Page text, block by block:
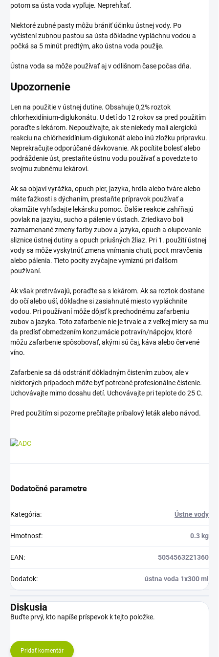
potom sa ústa voda vypľuje. Neprehĺtať.
Niektoré zubné pasty môžu brániť účinku ústnej vody. Po
vyčistení zubnou pastou sa ústa dôkladne vypláchnu vodou a
počká sa 5 minút predtým, ako ústna voda použije.
Ústna voda sa môže používať aj v odlišnom čase počas dňa.
Upozornenie
Len na použitie v ústnej dutine. Obsahuje 0,2% roztok
chlorhexidínium-diglukonátu. U detí do 12 rokov sa pred použitím
poraďte s lekárom. Nepoužívajte, ak ste niekedy mali alergickú
reakciu na chlórhexidínium-diglukonát alebo inú zložku prípravku.
Neprekračujte odporúčané dávkovanie. Ak pocítite bolesť alebo
podráždenie úst, prestaňte ústnu vodu používať a povedzte to
svojmu zubnému lekárovi.
Ak sa objaví vyrážka, opuch pier, jazyka, hrdla alebo tváre alebo
máte ťažkosti s dýchaním, prestaňte prípravok používať a
okamžite vyhľadajte lekársku pomoc. Ďalšie reakcie zahŕňajú
povlak na jazyku, sucho a pálenie v ústach. Zriedkavo boli
zaznamenané zmeny farby zubov a jazyka, opuch a olupovanie
sliznice ústnej dutiny a opuch príušných žliaz. Pri 1. použití ústnej
vody sa môže vyskytnúť zmena vnímania chuti, pocit mravčenia
alebo pálenia. Tieto pocity zvyčajne vymiznú pri ďalšom
používaní.
Ak však pretrvávajú, poraďte sa s lekárom. Ak sa roztok dostane
do očí alebo uší, dôkladne si zasiahnuté miesto vypláchnite
vodou. Pri používaní môže dôjsť k prechodnému zafarbeniu
zubov a jazyka. Toto zafarbenie nie je trvale a z veľkej miery sa mu
da predísť obmedzením konzumácie potravín/nápojov, ktoré
môžu zafarbenie spôsobovať, akými sú čaj, káva alebo červené
víno.
Zafarbenie sa dá odstrániť dôkladným čistením zubov, ale v
niektorých prípadoch môže byť potrebné profesionálne čistenie.
Uchovávajte mimo dosahu detí. Uchovávajte pri teplote do 25 C.
Pred použitím si pozorne prečítajte príbalový leták alebo návod.
Dodatočné parametre
Kategória: Ústne vody
Hmotnosť: 0.3 kg
EAN: 5054563221360
Dodatok: ústna voda 1x300 ml
Diskusia
Buďte prvý, kto napíše príspevok k tejto položke.
Pridať komentár